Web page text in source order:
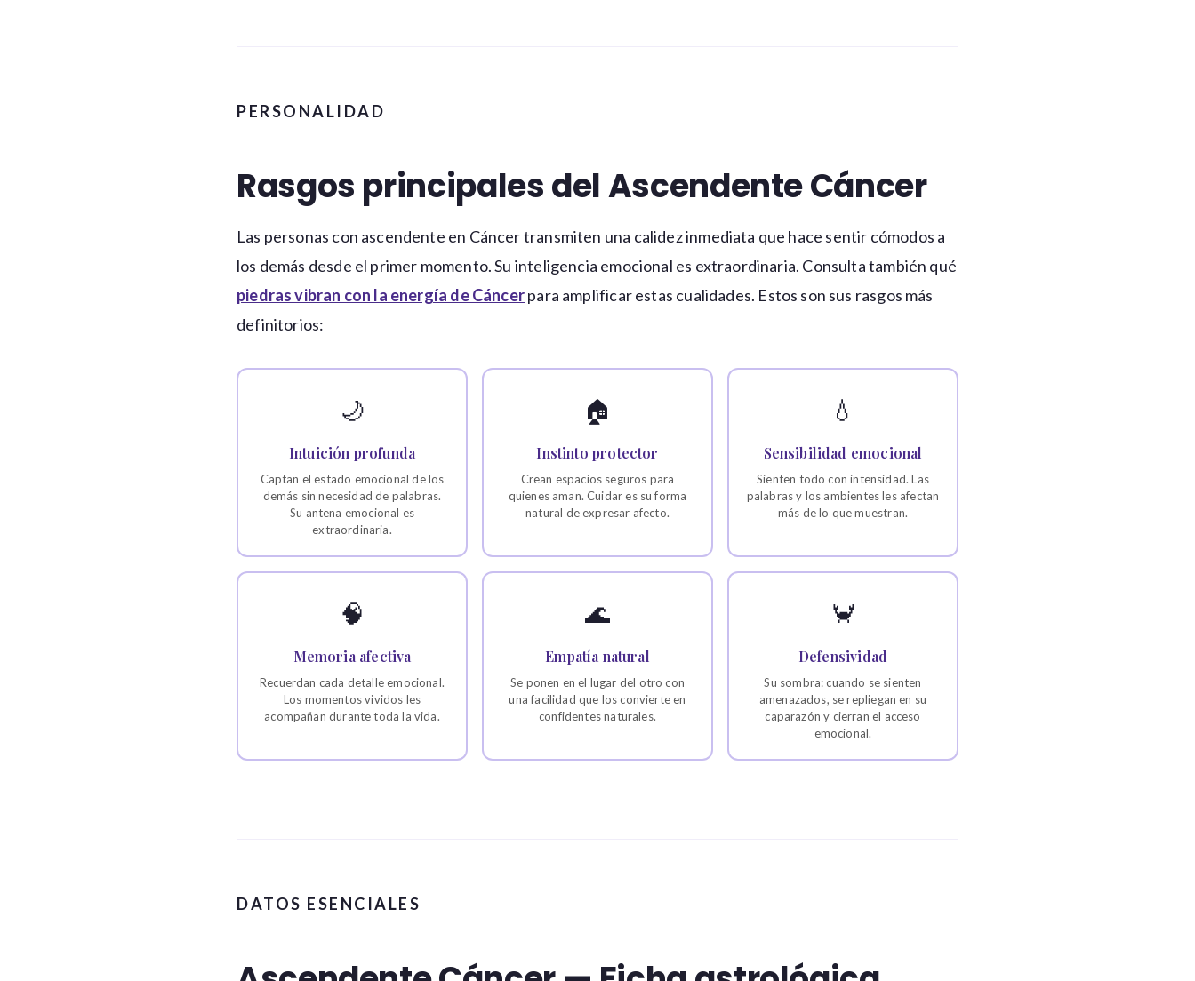
PERSONALIDAD
Rasgos principales del Ascendente Cáncer
Las personas con ascendente en Cáncer transmiten una calidez inmediata que hace sentir cómodos a
los demás desde el primer momento. Su inteligencia emocional es extraordinaria. Consulta también qué
piedras vibran con la energía de Cáncerpara amplificar estas cualidades. Estos son sus rasgos más
definitorios:
🌙
Intuición profunda
Captan el estado emocional de los
demás sin necesidad de palabras.
Su antena emocional es
extraordinaria.
🏠
Instinto protector
Crean espacios seguros para
quienes aman. Cuidar es su forma
natural de expresar afecto.
💧
Sensibilidad emocional
Sienten todo con intensidad. Las
palabras y los ambientes les afectan
más de lo que muestran.
🧠
Memoria afectiva
Recuerdan cada detalle emocional.
Los momentos vividos les
acompañan durante toda la vida.
🌊
Empatía natural
Se ponen en el lugar del otro con
una facilidad que los convierte en
confidentes naturales.
🦀
Defensividad
Su sombra: cuando se sienten
amenazados, se repliegan en su
caparazón y cierran el acceso
emocional.
DATOS ESENCIALES